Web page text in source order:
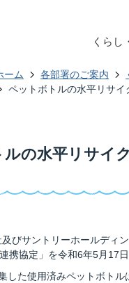
くらし
ーム 各部署のご案内
ペットボトルの水平リサ
の水平リサイ
びサントリーホールディ
携協定」を令和6年5月17日
した使用済みペットボト